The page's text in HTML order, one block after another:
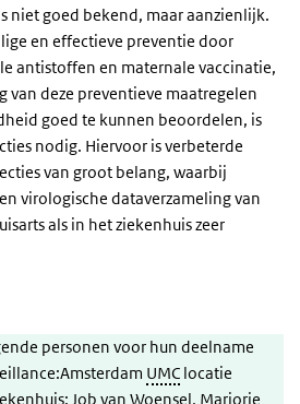
niet goed bekend, maar aanzienlijk.
en effectieve preventie door
antistoffen en maternale vaccinatie,
van deze preventieve maatregelen
goed te kunnen beoordelen, is
nodig. Hiervoor is verbeterde
van groot belang, waarbij
virologische dataverzameling van
als in het ziekenhuis zeer
personen voor hun deelname
UMC locatie
Job van Woensel, Marjorie